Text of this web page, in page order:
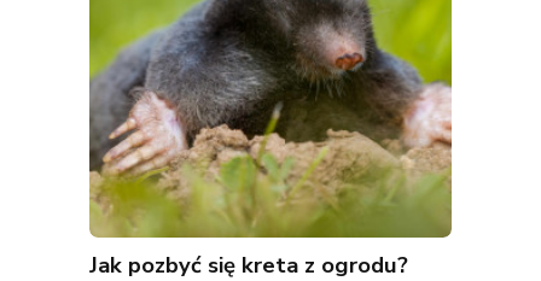
Jak pozbyć się kreta z ogrodu?